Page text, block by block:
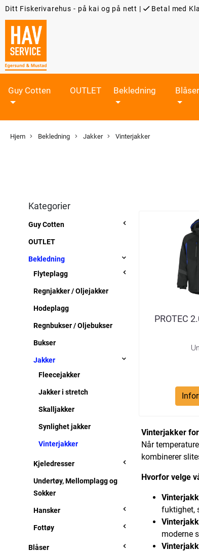
Ditt Fiskerivarehus - på kai og på nett | Betal med
Guy Cotten OUTLET Bekledning Blåser
Hjem Bekledning Jakker Vinterjakker
Kategorier
Guy Cotten
OUTLET
Bekledning
Flyteplagg
Regnjakker / Oljejakker
Hodeplagg
Regnbukser / Oljebukser
Bukser
Jakker
Fleecejakker
Jakker i stretch
Skalljakker
Synlighet jakker
Vinterjakker
Kjeledresser
Undertøy, Mellomplagg og
Sokker
Hansker
Fottøy
Blåser
PROTEC
Vinterjakker
Når
kombinerer
Hvorfor velge
fuktighet,
moderne